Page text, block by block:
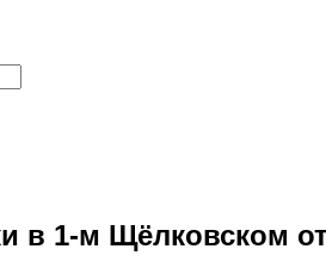
в 1-м Щёлковском